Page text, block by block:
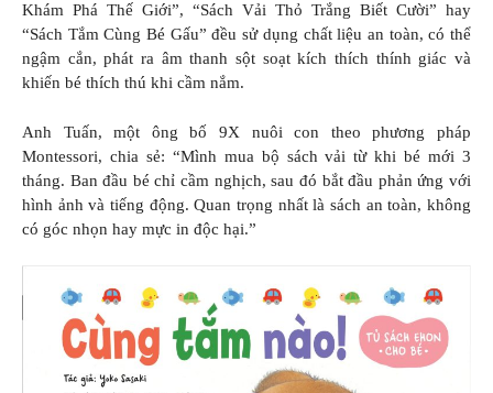
Khám Phá Thế Giới”, “Sách Vải Thỏ Trắng Biết Cười” hay
“Sách Tắm Cùng Bé Gấu” đều sử dụng chất liệu an toàn, có thể
ngậm cắn, phát ra âm thanh sột soạt kích thích thính giác và
khiến bé thích thú khi cầm nắm.
Anh Tuấn, một ông bố 9X nuôi con theo phương pháp
Montessori, chia sẻ: “Mình mua bộ sách vải từ khi bé mới 3
tháng. Ban đầu bé chỉ cầm nghịch, sau đó bắt đầu phản ứng với
hình ảnh và tiếng động. Quan trọng nhất là sách an toàn, không
có góc nhọn hay mực in độc hại.”